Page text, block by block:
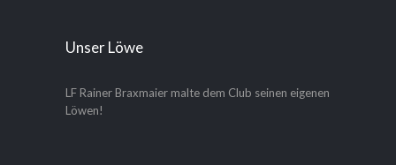
Unser Löwe
LF Rainer Braxmaier malte dem Club seinen eigenen
Löwen!